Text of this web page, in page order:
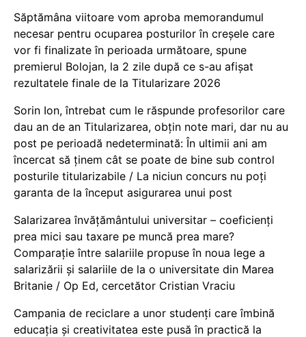
Săptămâna viitoare vom aproba memorandumul
necesar pentru ocuparea posturilor în creșele care
vor fi finalizate în perioada următoare, spune
premierul Bolojan, la 2 zile după ce s-au afișat
rezultatele finale de la Titularizare 2026
Sorin Ion, întrebat cum le răspunde profesorilor care
dau an de an Titularizarea, obțin note mari, dar nu au
post pe perioadă nedeterminată: În ultimii ani am
încercat să ținem cât se poate de bine sub control
posturile titularizabile / La niciun concurs nu poți
garanta de la început asigurarea unui post
Salarizarea învățământului universitar – coeficienți
prea mici sau taxare pe muncă prea mare?
Comparație între salariile propuse în noua lege a
salarizării și salariile de la o universitate din Marea
Britanie / Op Ed, cercetător Cristian Vraciu
Campania de reciclare a unor studenți care îmbină
educația și creativitatea este pusă în practică la